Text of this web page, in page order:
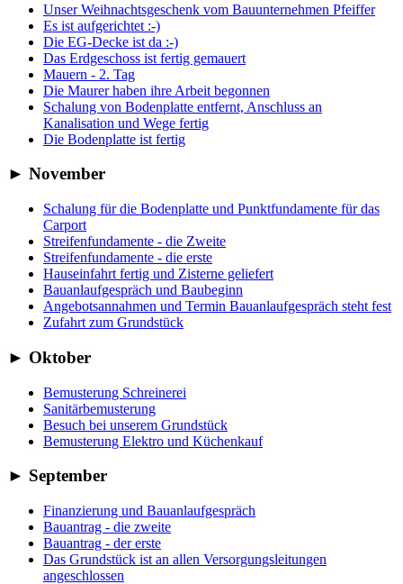
Unser Weihnachtsgeschenk vom Bauunternehmen Pfeiffer
Es ist aufgerichtet :-)
Die EG-Decke ist da :-)
Das Erdgeschoss ist fertig gemauert
Mauern - 2. Tag
Die Maurer haben ihre Arbeit begonnen
Schalung von Bodenplatte entfernt, Anschluss an
Kanalisation und Wege fertig
Die Bodenplatte ist fertig
► November
Schalung für die Bodenplatte und Punktfundamente für das
Carport
Streifenfundamente - die Zweite
Streifenfundamente - die erste
Hauseinfahrt fertig und Zisterne geliefert
Bauanlaufgespräch und Baubeginn
Angebotsannahmen und Termin Bauanlaufgespräch steht fest
Zufahrt zum Grundstück
► Oktober
Bemusterung Schreinerei
Sanitärbemusterung
Besuch bei unserem Grundstück
Bemusterung Elektro und Küchenkauf
► September
Finanzierung und Bauanlaufgespräch
Bauantrag - die zweite
Bauantrag - der erste
Das Grundstück ist an allen Versorgungsleitungen
angeschlossen